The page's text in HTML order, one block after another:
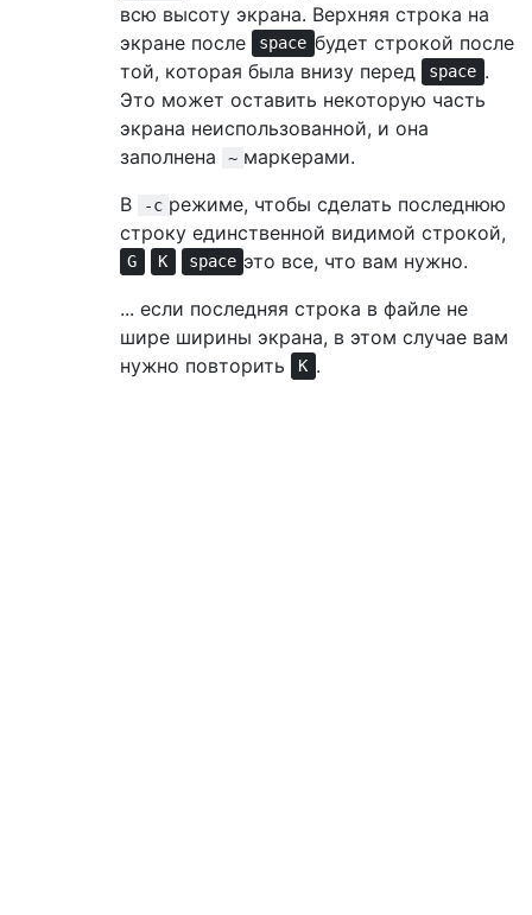
всю высоту экрана. Верхняя строка на
экране после
space будет строкой после
той, которая была внизу перед
space .
Это может оставить некоторую часть
экрана неиспользованной, и она
заполнена
~ маркерами.
В
-c режиме, чтобы сделать последнюю
строку единственной видимой строкой,
G K space это все, что вам нужно.
... если последняя строка в файле не
шире ширины экрана, в этом случае вам
нужно повторить
K .